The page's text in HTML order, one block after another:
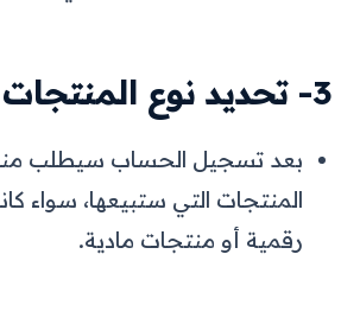
3- تحديد نوع المنتجات
بعد تسجيل الحساب سيطلب
المنتجات التي ستبيعها، سواء
رقمية أو منتجات مادية.